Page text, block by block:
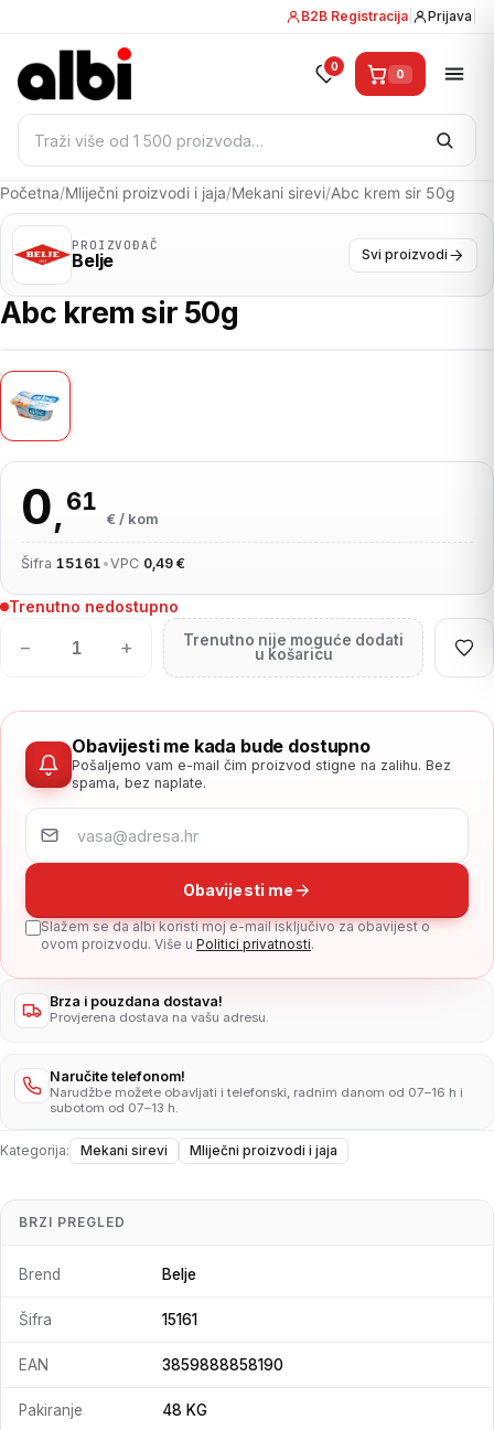
B2B Registracija Prijava
Pretraži:
0 0
Početna/Mliječni proizvodi i jaja/Mekani sirevi/Abc krem sir 50g
PROIZVOĐAČ
Belje Svi proizvodi
Abc krem sir 50g
0,61
€ / kom
Šifra 15161 •VPC 0,49 €
Trenutno nedostupno
− +
Trenutno nije moguće dodati
u košaricu
Obavijesti me kada bude dostupno
Pošaljemo vam e-mail čim proizvod stigne na zalihu. Bez
spama, bez naplate.
Obavijesti me
Slažem se da albi koristi moj e-mail isključivo za obavijest o
ovom proizvodu. Više u Politici privatnosti.
Brza i pouzdana dostava!
Provjerena dostava na vašu adresu.
Naručite telefonom!
Narudžbe možete obavljati i telefonski, radnim danom od 07–16 h i
subotom od 07–13 h.
Kategorija: Mekani sirevi Mliječni proizvodi i jaja
BRZI PREGLED
Brend Belje
Šifra 15161
EAN 3859888858190
Pakiranje 48 KG